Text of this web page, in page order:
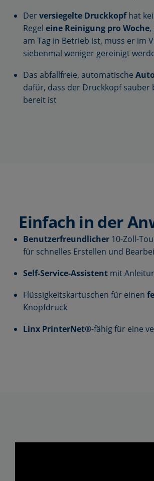
Derversiegelte Druckkopfhat
Regeleine Reinigung pro Woche
am Tag in Betrieb ist, muss er im
siebenmal weniger gereinigt
Das abfallfreie, automatische
dafür, dass der Druckkopf
bereit ist
Einfach in der
Benutzerfreundlicher 10-Zoll-
für schnelles Erstellen und
Self-Service-Assistent mit
Flüssigkeitskartuschen für einen
Knopfdruck
Linx PrinterNet®-fähig für eine